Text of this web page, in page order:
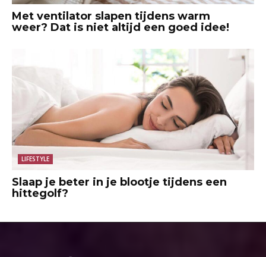
Met ventilator slapen tijdens warm
weer? Dat is niet altijd een goed idee!
LIFESTYLE
Slaap je beter in je blootje tijdens een
hittegolf?